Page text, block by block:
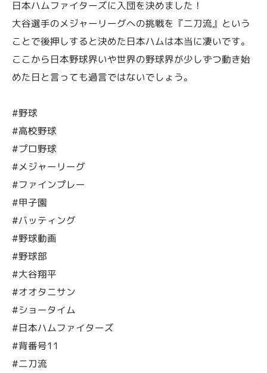
日本ハムファイターズに入団を決めました！
大谷選手のメジャーリーグへの挑戦を『二刀流』という
ことで後押しすると決めた日本ハムは本当に凄いです。
ここから日本野球界いや世界の野球界が少しずつ動き始
めた日と言っても過言ではないでしょう。
#野球
#高校野球
#プロ野球
#メジャーリーグ
#ファインプレー
#甲子園
#バッティング
#野球動画
#野球部
#大谷翔平
#オオタニサン
#ショータイム
#日本ハムファイターズ
#背番号11
#二刀流